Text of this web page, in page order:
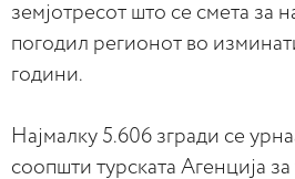
земјотресот што се смета за
погодил регионот во
години.
Најмалку 5.606 згради се
соопшти турската Агенција